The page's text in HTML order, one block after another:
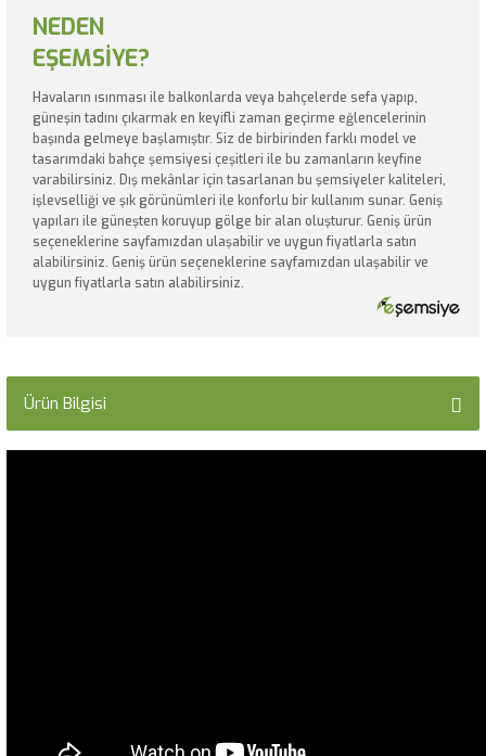
NEDEN
EŞEMSİYE?
Havaların ısınması ile balkonlarda veya bahçelerde sefa yapıp,
güneşin tadını çıkarmak en keyifli zaman geçirme eğlencelerinin
başında gelmeye başlamıştır. Siz de birbirinden farklı model ve
tasarımdaki bahçe şemsiyesi çeşitleri ile bu zamanların keyfine
varabilirsiniz. Dış mekânlar için tasarlanan bu şemsiyeler kaliteleri,
işlevselliği ve şık görünümleri ile konforlu bir kullanım sunar. Geniş
yapıları ile güneşten koruyup gölge bir alan oluşturur. Geniş ürün
seçeneklerine sayfamızdan ulaşabilir ve uygun fiyatlarla satın
alabilirsiniz. Geniş ürün seçeneklerine sayfamızdan ulaşabilir ve
uygun fiyatlarla satın alabilirsiniz.
Ürün Bilgisi